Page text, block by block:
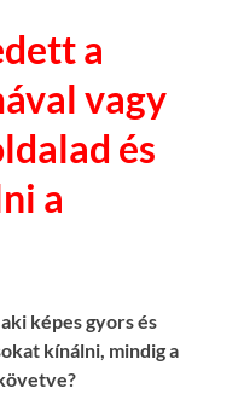
a
vagy
és
a
képes gyors és
kínálni, mindig a